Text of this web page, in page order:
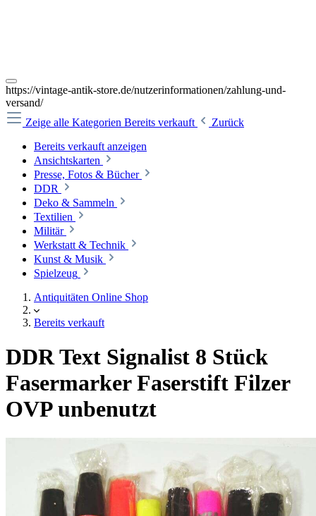
https://vintage-antik-store.de/nutzerinformationen/zahlung-und-
versand/
Zeige alle Kategorien Bereits verkauft
Zurück
Bereits verkauft anzeigen
Ansichtskarten
Presse, Fotos & Bücher
DDR
Deko & Sammeln
Textilien
Militär
Werkstatt & Technik
Kunst & Musik
Spielzeug
Antiquitäten Online Shop
Bereits verkauft
DDR Text Signalist 8 Stück
Fasermarker Faserstift Filzer
OVP unbenutzt